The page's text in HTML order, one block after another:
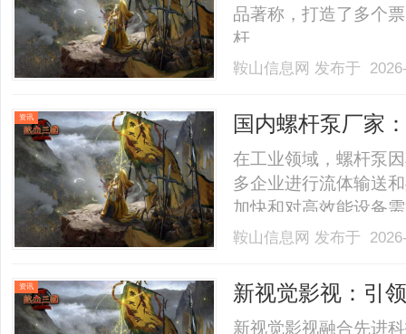
品著称，打造了多个
杆。......
鞍山信息网 发布于
资讯 国内螺杆泵厂家
在工业领域，螺杆泵
多企业进行流体输送
加快和对高效能设备
加，技术水平不断提
一种容积式泵，其工
泵.........
鞍山信息网 发布于
资讯 新视觉影视：引
新视觉影视融合先进